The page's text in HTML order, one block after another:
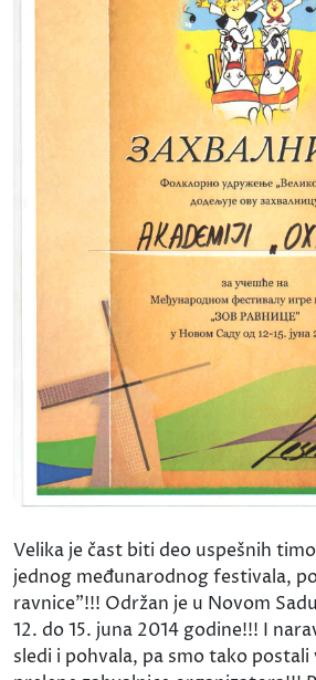
Velika je čast biti deo uspešnih
jednog međunarodnog festivala,
ravnice"!!! Održan je u Novom
12. do 15. juna 2014 godine!!! I
sledi i pohvala, pa smo tako postali